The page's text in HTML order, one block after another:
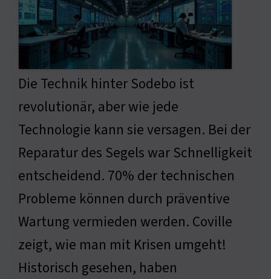
Die Technik hinter Sodebo ist
revolutionär, aber wie jede
Technologie kann sie versagen. Bei der
Reparatur des Segels war Schnelligkeit
entscheidend. 70% der technischen
Probleme können durch präventive
Wartung vermieden werden. Coville
zeigt, wie man mit Krisen umgeht!
Historisch gesehen, haben